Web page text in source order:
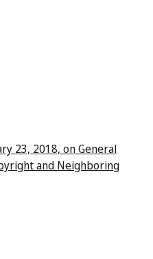
23, 2018, on General
and Neighboring